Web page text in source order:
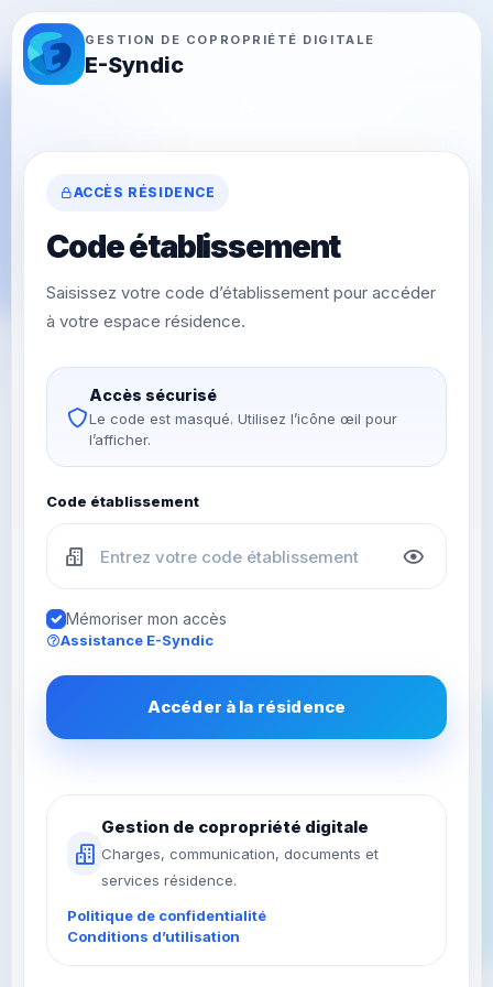
GESTION DE COPROPRIÉTÉ DIGITALE
E-Syndic
ACCÈS RÉSIDENCE
Code établissement
Saisissez votre code d’établissement pour accéder
à votre espace résidence.
Accès sécurisé
Le code est masqué. Utilisez l’icône œil pour
l’afficher.
Code établissement
Mémoriser mon accès
Assistance E-Syndic
Accéder à la résidence
Gestion de copropriété digitale
Charges, communication, documents et
services résidence.
Politique de confidentialité
Conditions d’utilisation